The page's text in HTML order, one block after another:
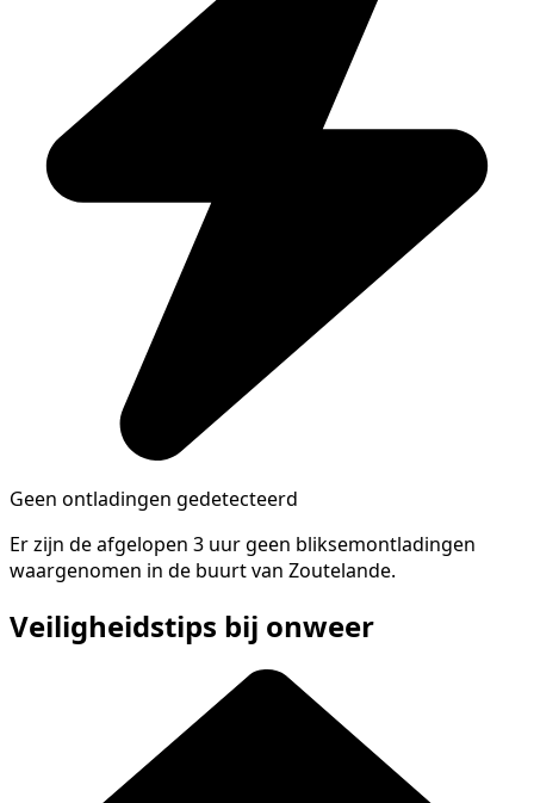
Geen ontladingen gedetecteerd
Er zijn de afgelopen 3 uur geen bliksemontladingen
waargenomen in de buurt van Zoutelande.
Veiligheidstips bij onweer